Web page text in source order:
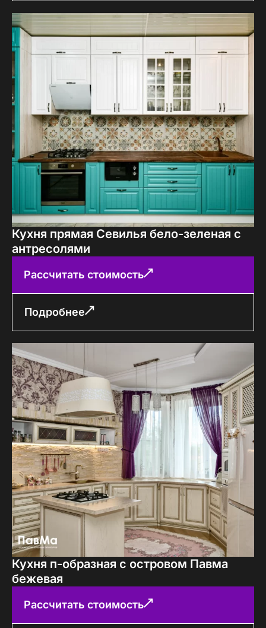
Кухня прямая Севилья бело-зеленая с
антресолями
Рассчитать стоимость
Подробнее
Кухня п-образная с островом Павма
бежевая
Рассчитать стоимость